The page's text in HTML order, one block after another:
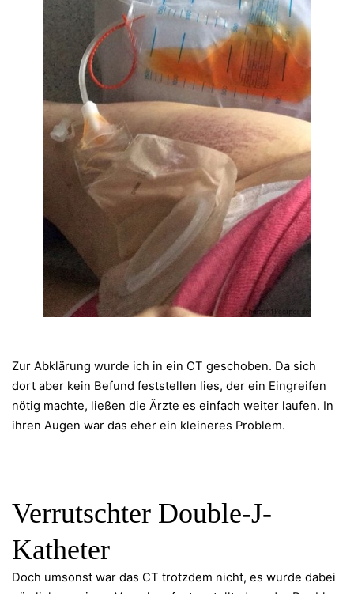
Zur Abklärung wurde ich in ein CT geschoben. Da sich
dort aber kein Befund feststellen lies, der ein Eingreifen
nötig machte, ließen die Ärzte es einfach weiter laufen. In
ihren Augen war das eher ein kleineres Problem.
Verrutschter Double-J-
Katheter
Doch umsonst war das CT trotzdem nicht, es wurde dabei